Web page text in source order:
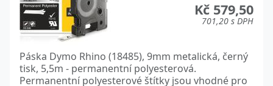
Kč 579,50
701,20 s DPH
Páska Dymo Rhino (18485), 9mm metalická, černý
tisk, 5,5m - permanentní polyesterová.
Permanentní polyesterové štítky jsou vhodné pro